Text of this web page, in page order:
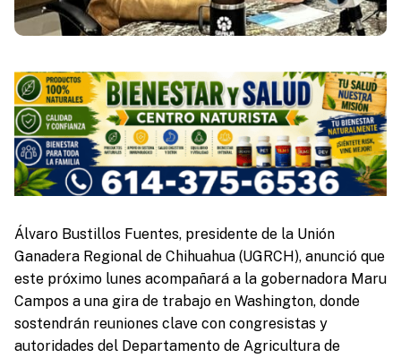
Álvaro Bustillos Fuentes, presidente de la Unión
Ganadera Regional de Chihuahua (UGRCH), anunció que
este próximo lunes acompañará a la gobernadora Maru
Campos a una gira de trabajo en Washington, donde
sostendrán reuniones clave con congresistas y
autoridades del Departamento de Agricultura de